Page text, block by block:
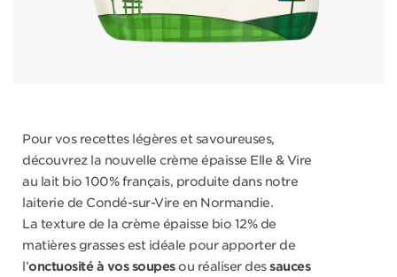
Pour vos recettes légères et savoureuses,
découvrez la nouvelle crème épaisse Elle & Vire
au lait bio 100% français, produite dans notre
laiterie de Condé-sur-Vire en Normandie.
La texture de la crème épaisse bio 12% de
matières grasses est idéale pour apporter de
l’onctuosité à vos soupesou réaliser dessauces